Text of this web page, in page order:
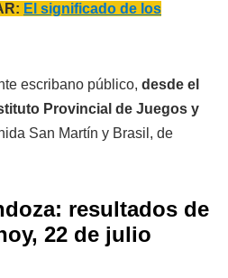
El significado de los
escribano público, desde el
Provincial de Juegos y
San Martín y Brasil, de
resultados de
22 de julio